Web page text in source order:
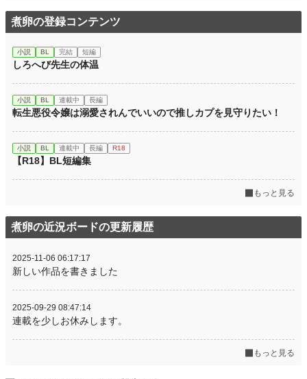
煮卵の登録コンテンツ
小説 BL 完結 短編
しろへび先生の体温
小説 BL 連載中 長編
転生悪役令嬢は溺愛されんでいいので推しカプを見守りたい！
小説 BL 連載中 長編 R18
【R18】BL短編集
もっと見る
煮卵の近況ボードの更新履歴
2025-11-06 06:17:17
新しい作品を書きました
2025-09-29 08:47:14
連載を少しお休みします。
もっと見る